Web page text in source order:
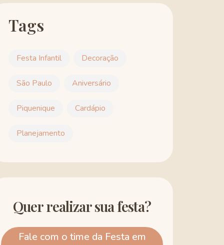
Tags
Festa Infantil Decoração
São Paulo Aniversário
Piquenique Cardápio
Planejamento
Quer realizar sua festa?
Fale com o time da Festa em